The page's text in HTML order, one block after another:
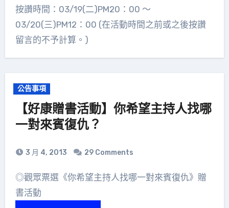
按讚時間：03/19(二)PM20：00 ～
03/20(三)PM12：00 (在活動時間之前或之後按讚
留言的不予計算。)
公告事項
【好康贈書活動】你希望主持人找哪
一對來賓復仇？
3 月 4, 2013 29 Comments
◎觀眾票選《你希望主持人找哪一對來賓復仇》贈
書活動